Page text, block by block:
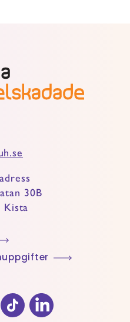
30B
Kista
TikTok LinkedIn